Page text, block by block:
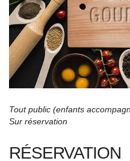
Tout public (enfants
Sur réservation
RÉSERVATION